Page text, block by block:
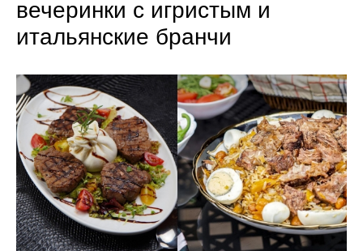
вечеринки с игристым и
итальянские бранчи